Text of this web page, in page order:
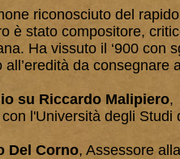
riconosciuto del
è stato compositore,
Ha vissuto il ‘900 con
all’eredità da consegnare
su Riccardo Malipiero,
l'Università degli
Del Corno, Assessore